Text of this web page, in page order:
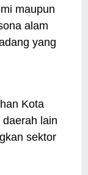
maupun
alam
yang
Kota
lain
sektor